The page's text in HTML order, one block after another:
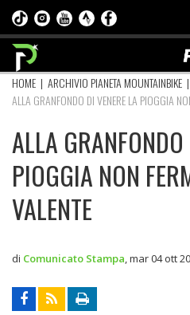
HOME | ARCHIVIO PIANETA MOUNTAINBIKE |
ALLA GRANFONDO DI VENERE LA PIOGGIA
ALLA
PIOGGIA NON
VALENTE
di Comunicato Stampa mar 04 ott